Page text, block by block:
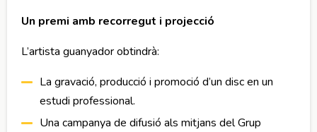
Un premi amb recorregut i projecció
L’artista guanyador obtindrà:
La gravació, producció i promoció d’un disc en un
estudi professional.
Una campanya de difusió als mitjans del Grup